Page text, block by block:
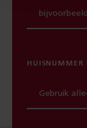
HUISNUMMER